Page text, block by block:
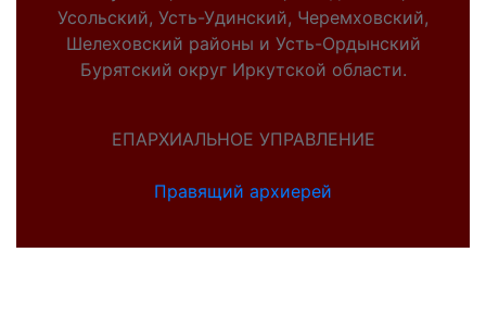
Усольский, Усть-Удинский, Черемховский,
Шелеховский районы и Усть-Ордынский
Бурятский округ Иркутской области.
ЕПАРХИАЛЬНОЕ УПРАВЛЕНИЕ
Правящий архиерей